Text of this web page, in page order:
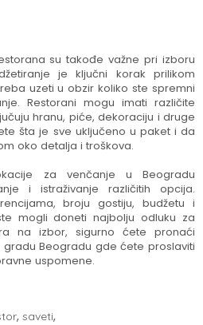
su takođe važne pri izboru
je ključni korak prilikom
uzeti u obzir koliko ste spremni
Restorani mogu imati različite
hranu, piće, dekoraciju i druge
šta je sve uključeno u paket i da
oko detalja i troškova.
za venčanje u Beogradu
i istraživanje različitih opcija.
broju gostiju, budžetu i
mogli doneti najbolju odluku za
na izbor, sigurno ćete pronaći
Beogradu gde ćete proslaviti
uspomene.
, saveti,